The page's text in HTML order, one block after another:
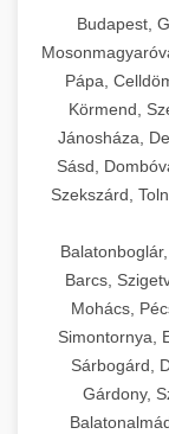
Budapest,
Pápa,
Körmend,
Jánosháza,
Sásd,
Szekszárd,
Barcs,
Mohács,
Simontornya,
Sárbogárd,
Gárdony,